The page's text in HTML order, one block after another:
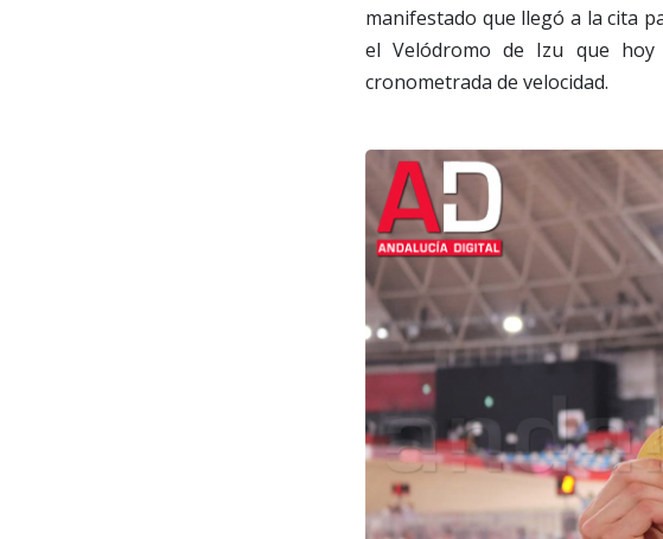
manifestado que llegó a la cita
el Velódromo de Izu que
cronometrada de velocidad.